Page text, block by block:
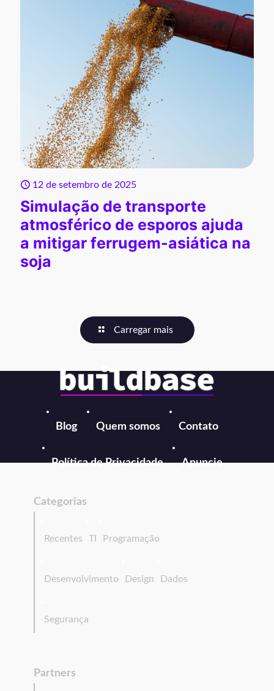
12 de setembro de 2025
Simulação de transporte
atmosférico de esporos ajuda
a mitigar ferrugem-asiática na
soja
Carregar mais
Blog Quem somos Contato
Política de Privacidade Anuncie
Categorias
Recentes TI Programação
Desenvolvimento Design Dados
Segurança
Partners